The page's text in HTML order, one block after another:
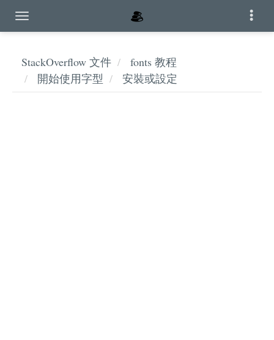
StackOverflow 文件
fonts 教程
開始使用字型
安裝或設定